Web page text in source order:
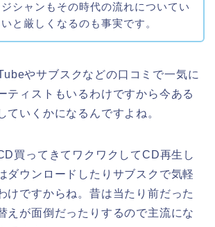
ジシャンもその時代の流れについてい
と厳しくなるのも事実です。
やサブスクなどの口コミで一気に
ティストもいるわけですから今ある
ていくかになるんですよね。
買ってきてワクワクしてCD再生し
ダウンロードしたりサブスクで気軽
けですからね。昔は当たり前だった
えが面倒だったりするので主流にな